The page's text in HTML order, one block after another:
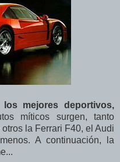
mejores deportivos,
míticos surgen, tanto
la Ferrari F40, el Audi
A continuación, la